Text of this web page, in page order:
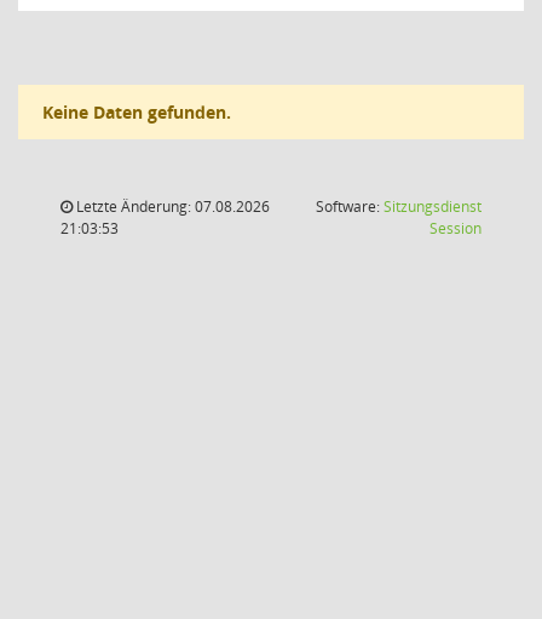
Keine Daten gefunden.
Letzte Änderung: 07.08.2026
21:03:53
Software:Sitzungsdienst
Session(Wird in